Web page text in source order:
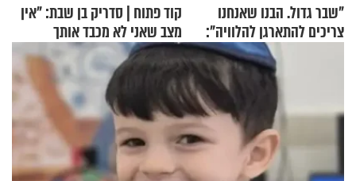
"שבר גדול. הבנו שאנחנו
צריכים להתארגן להלוויה":
זוגיות במבחן, הפעם עם מרים
קוד פתוח | סדריק בן שבת: "אין
מצב שאני לא מכבד אותך
בבוקר בהנחת תפילין"